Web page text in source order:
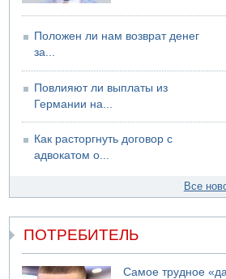
Положен ли нам возврат денег
за...
Повлияют ли выплаты из
Германии на...
Как расторгнуть договор с
адвокатом о...
Все
ПОТРЕБИТЕЛЬ
Самое трудное